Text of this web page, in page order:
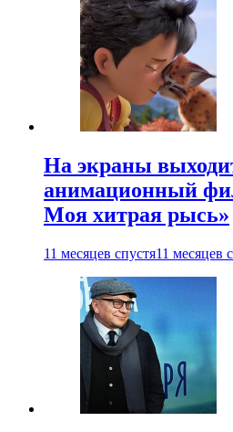
На экраны
анимационный
Моя хитрая рысь»
11 месяцев спустя11 месяцев